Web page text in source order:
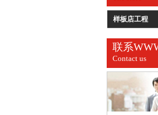
样板店工程
联系
Contact us